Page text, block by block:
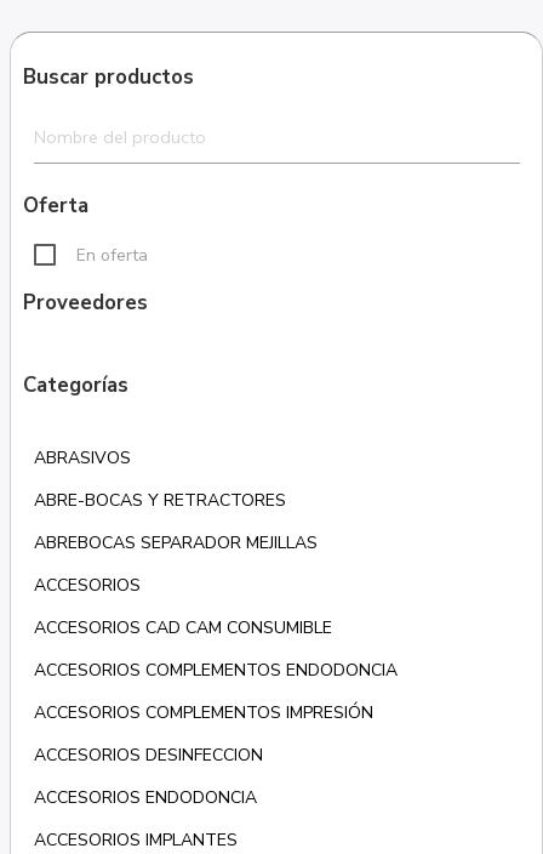
Buscar productos
Oferta
En oferta
Proveedores
Categorías
ABRASIVOS
ABRE-BOCAS Y RETRACTORES
ABREBOCAS SEPARADOR MEJILLAS
ACCESORIOS
ACCESORIOS CAD CAM CONSUMIBLE
ACCESORIOS COMPLEMENTOS ENDODONCIA
ACCESORIOS COMPLEMENTOS IMPRESIÓN
ACCESORIOS DESINFECCION
ACCESORIOS ENDODONCIA
ACCESORIOS IMPLANTES